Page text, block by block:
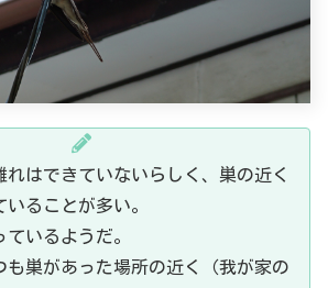
れはできていないらしく、巣の近く
ることが多い。
いるようだ。
も巣があった場所の近く（我が家の